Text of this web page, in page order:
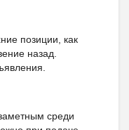
позиции, как
назад.
среди